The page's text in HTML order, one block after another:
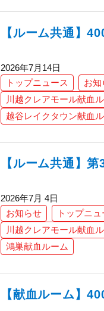
【ルーム共通】
2026年7月14日
トップニュース
お知
川越クレアモール献血
越谷レイクタウン献血
【ルーム共通】
2026年7月 4日
お知らせ
トップニュ
川越クレアモール献血
鴻巣献血ルーム
【献血ルーム】